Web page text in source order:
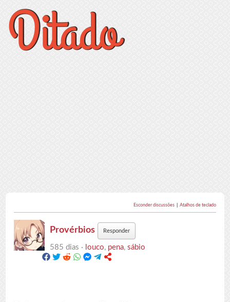
Esconder discussões Atalhos de teclado
Provérbios Responder
585 dias · louco, pena,sábio